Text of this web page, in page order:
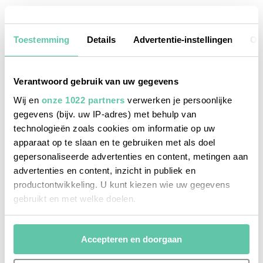
Toestemming Details Advertentie-instellingen
Verantwoord gebruik van uw gegevens
Wij en onze 1022 partners verwerken je persoonlijke
gegevens (bijv. uw IP-adres) met behulp van
technologieën zoals cookies om informatie op uw
apparaat op te slaan en te gebruiken met als doel
gepersonaliseerde advertenties en content, metingen aan
advertenties en content, inzicht in publiek en
productontwikkeling. U kunt kiezen wie uw gegevens
gebruikt en met welke doelen.
Als u het toestaat, willen we ook graag:
Informatie verzamelen over uw geografische
locatie, die tot een paar meter nauwkeurig kan zijn
Accepteren en doorgaan